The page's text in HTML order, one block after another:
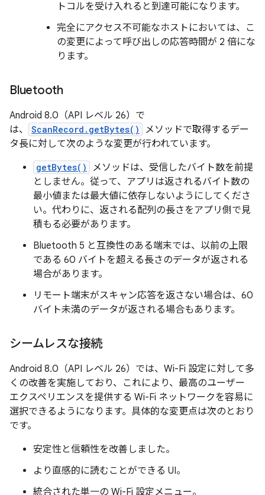
トコルを受け入れると到達可能になります。
完全にアクセス不可能なホストにおいては、こ
の変更によって呼び出しの応答時間が 2 倍にな
ります。
Bluetooth
Android 8.0（API レベル 26）で
は、
ScanRecord.getBytes()
メソッドで取得するデー
タ長に対して次のような変更が行われています。
getBytes()
メソッドは、受信したバイト数を前提
としません。従って、アプリは返されるバイト数の
最小値または最大値に依存しないようにしてくださ
い。代わりに、返される配列の長さをアプリ側で見
積もる必要があります。
Bluetooth 5 と互換性のある端末では、以前の上限
である 60 バイトを超える長さのデータが返される
場合があります。
リモート端末がスキャン応答を返さない場合は、60
バイト未満のデータが返される場合もあります。
シームレスな接続
Android 8.0（API レベル 26）では、Wi-Fi 設定に対して多
くの改善を実施しており、これにより、最高のユーザー
エクスペリエンスを提供する Wi-Fi ネットワークを容易に
選択できるようになります。具体的な変更点は次のとおり
です。
安定性と信頼性を改善しました。
より直感的に読むことができる UI。
統合された単一の Wi-Fi 設定メニュー。